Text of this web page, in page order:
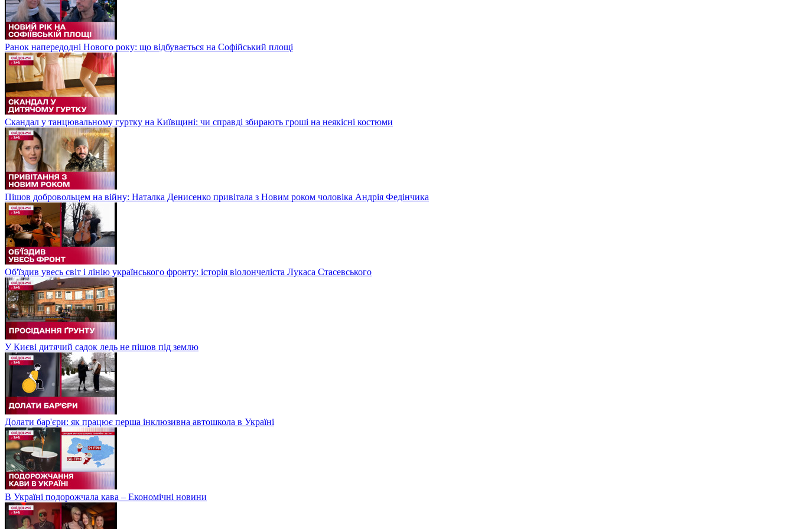
Ранок напередодні Нового року: що відбувається на Софійський площі
Скандал у танцювальному гуртку на Київщині: чи справді збирають гроші на неякісні костюми
Пішов добровольцем на війну: Наталка Денисенко привітала з Новим роком чоловіка Андрія Федінчика
Об'їздив увесь світ і лінію українського фронту: історія віолончеліста Лукаса Стасевського
У Києві дитячий садок ледь не пішов під землю
Долати бар'єри: як працює перша інклюзивна автошкола в Україні
В Україні подорожчала кава – Економічні новини